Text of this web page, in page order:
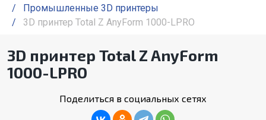
/
Промышленные 3D принтеры
/
3D принтер Total Z AnyForm 1000-LPRO
3D принтер Total Z AnyForm
1000-LPRO
Поделиться в социальных сетях